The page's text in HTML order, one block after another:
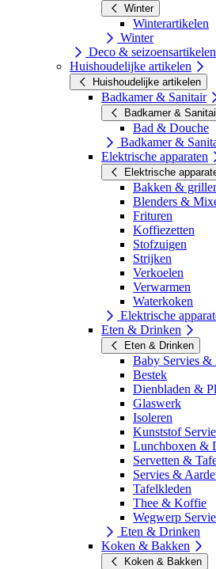
Winter
Winterartikelen
Winter
Deco & seizoensartikelen
Huishoudelijke artikelen
Huishoudelijke artikelen
Badkamer & Sanitair
Badkamer &
Bad & Douche
Badkamer &
Elektrische apparaten
Elektrische
Bakken &
Blenders &
Frituren
Koffiezetten
Stofzuigen
Strijken
Verkoelen
Verwarmen
Waterkoken
Elektrische
Eten & Drinken
Eten & Drinken
Baby Servies &
Bestek
Dienbladen &
Glaswerk
Isoleren
Kunststof
Lunchboxen &
Servetten &
Servies &
Tafelkleden
Thee & Koffie
Wegwerp
Eten & Drinken
Koken & Bakken
Koken & Bakken